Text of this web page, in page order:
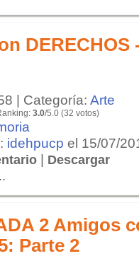
DERECHOS
| Categoría: Arte
3.0/5.0 (32 votos)
idehpucp el 15/07/
| Descargar
2 Amigos
Parte 2